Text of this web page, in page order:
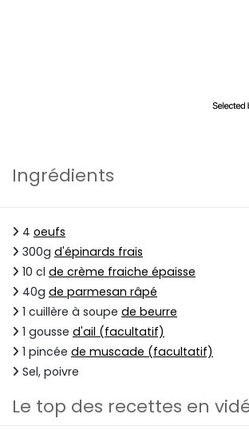
Ingrédients
4 oeufs
300g d'épinards frais
10 cl de crème fraiche épaisse
40g de parmesan râpé
1 cuillère à soupe de beurre
1 gousse d'ail (facultatif)
1 pincée de muscade (facultatif)
Sel, poivre
Le top des recettes en